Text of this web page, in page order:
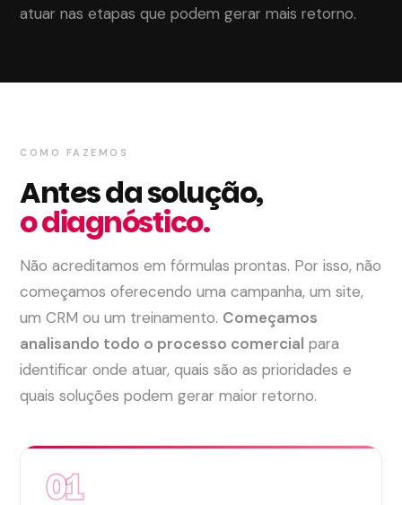
atuar nas etapas que podem gerar mais retorno.
COMO FAZEMOS
Antes da solução,
o diagnóstico.
Não acreditamos em fórmulas prontas. Por isso, não
começamos oferecendo uma campanha, um site,
um CRM ou um treinamento. Começamos
analisando todo o processo comercial para
identificar onde atuar, quais são as prioridades e
quais soluções podem gerar maior retorno.
01